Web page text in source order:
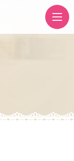
My Luce's STORE